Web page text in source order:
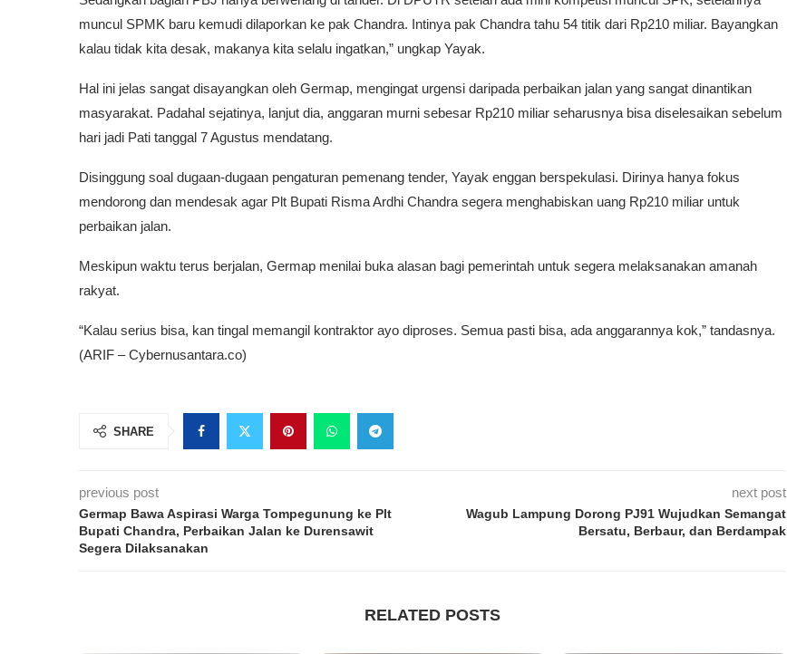
muncul SPMK baru kemudi dilaporkan ke pak Chandra. Intinya pak Chandra tahu 54 titik dari Rp210 miliar. Bayangkan
kalau tidak kita desak, makanya kita selalu ingatkan,” ungkap Yayak.
Hal ini jelas sangat disayangkan oleh Germap, mengingat urgensi daripada perbaikan jalan yang sangat dinantikan
masyarakat. Padahal sejatinya, lanjut dia, anggaran murni sebesar Rp210 miliar seharusnya bisa diselesaikan sebelum
hari jadi Pati tanggal 7 Agustus mendatang.
Disinggung soal dugaan-dugaan pengaturan pemenang tender, Yayak enggan berspekulasi. Dirinya hanya fokus
mendorong dan mendesak agar Plt Bupati Risma Ardhi Chandra segera menghabiskan uang Rp210 miliar untuk
perbaikan jalan.
Meskipun waktu terus berjalan, Germap menilai buka alasan bagi pemerintah untuk segera melaksanakan amanah
rakyat.
“Kalau serius bisa, kan tingal memangil kontraktor ayo diproses. Semua pasti bisa, ada anggarannya kok,” tandasnya.
(ARIF – Cybernusantara.co)
SHARE
previous post
Germap Bawa Aspirasi Warga Tompegunung ke Plt
Bupati Chandra, Perbaikan Jalan ke Durensawit
Segera Dilaksanakan
next post
Wagub Lampung Dorong PJ91 Wujudkan Semangat
Bersatu, Berbaur, dan Berdampak
RELATED POSTS